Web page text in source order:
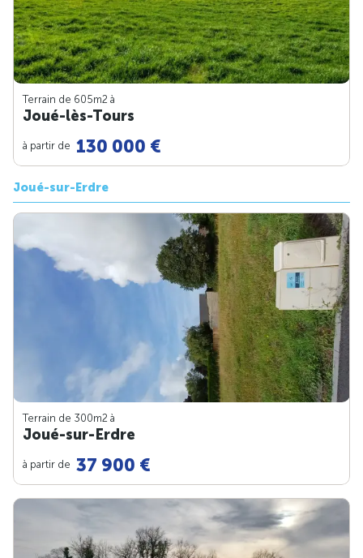
Terrain de 605m2 à
Joué-lès-Tours
à partir de 130 000 €
Joué-sur-Erdre
Terrain de 300m2 à
Joué-sur-Erdre
à partir de 37 900 €